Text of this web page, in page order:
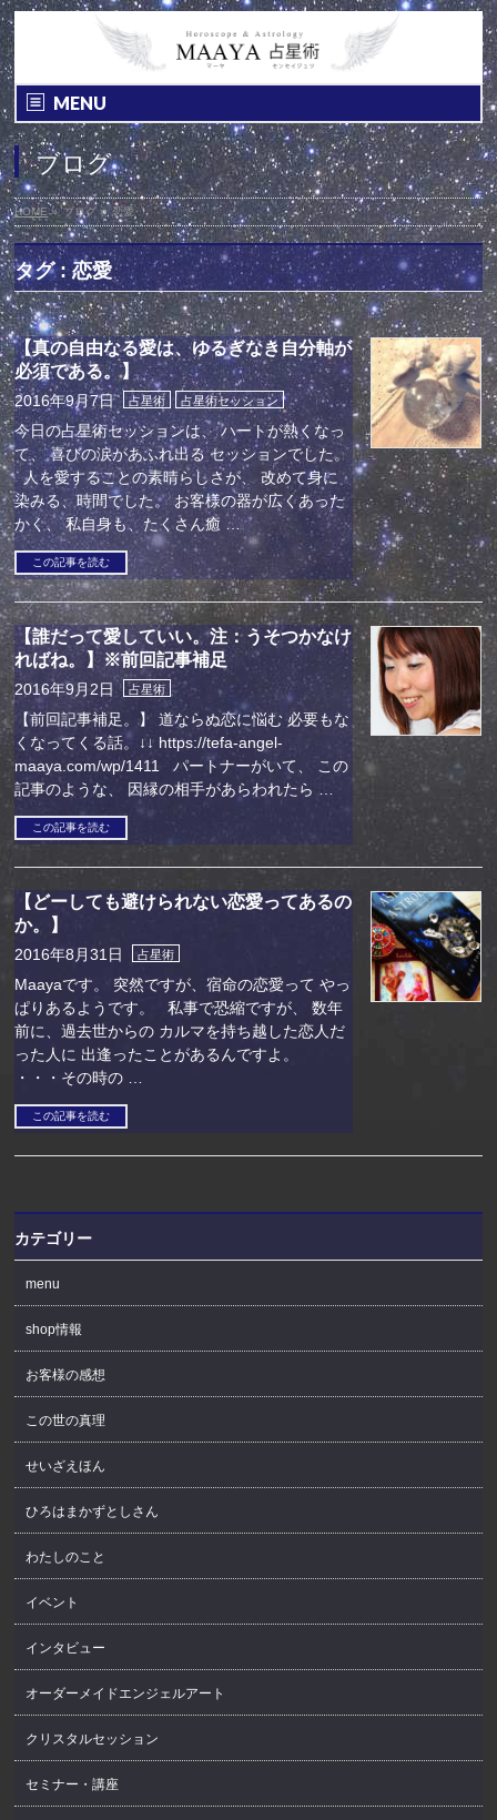
MENU
ブログ
HOME» ブログ » 恋愛
タグ : 恋愛
【真の自由なる愛は、ゆるぎなき自分軸が
必須である。】
2016年9月7日 占星術 占星術セッション
今日の占星術セッションは、 ハートが熱くなっ
て、 喜びの涙があふれ出る セッションでした。
人を愛することの素晴らしさが、 改めて身に
染みる、時間でした。 お客様の器が広くあった
かく、 私自身も、たくさん癒 …
この記事を読む
【誰だって愛していい。注：うそつかなけ
ればね。】※前回記事補足
2016年9月2日 占星術
【前回記事補足。】 道ならぬ恋に悩む 必要もな
くなってくる話。↓↓ https://tefa-angel-
maaya.com/wp/1411 パートナーがいて、 この
記事のような、 因縁の相手があらわれたら …
この記事を読む
【どーしても避けられない恋愛ってあるの
か。】
2016年8月31日 占星術
Maayaです。 突然ですが、宿命の恋愛って やっ
ぱりあるようです。 私事で恐縮ですが、 数年
前に、過去世からの カルマを持ち越した恋人だ
った人に 出逢ったことがあるんですよ。
・・・その時の …
この記事を読む
カテゴリー
menu
shop情報
お客様の感想
この世の真理
せいざえほん
ひろはまかずとしさん
わたしのこと
イベント
インタビュー
オーダーメイドエンジェルアート
クリスタルセッション
セミナー・講座